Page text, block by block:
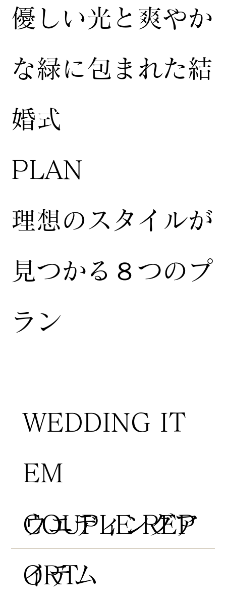
​優しい光と爽やか
な緑に包まれた結
婚式
​PLAN
COUPLE REP
ORT
​理想のスタイルが
見つかる８つのプ
ラン
WEDDING IT
EM
​ウエディングア
イテム